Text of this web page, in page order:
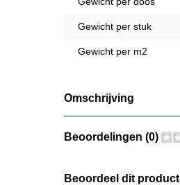
Gewicht per stuk
Gewicht per m2
Omschrijving
Beoordelingen (0)
Beoordeel dit product